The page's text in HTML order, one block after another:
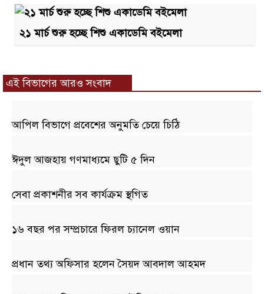
২১ মার্চ শুরু হচ্ছে শিশু একাডেমি বইমেলা
এই বিভাগের আরও সংবাদ
আপিল বিভাগে প্রবেশের অনুমতি চেয়ে চিঠি
ঈদুল আজহায় গণমাধ্যমে ছুটি ৫ দিন
সেবা প্রকাশনীর সব কার্যক্রম স্থগিত
১৬ বছর পর সম্প্রচারে ফিরল চ্যানেল ওয়ান
প্রধান তথ্য অফিসার হলেন সৈয়দ আবদাল আহমদ